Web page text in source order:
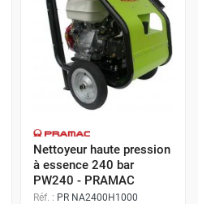
Nettoyeur haute pression
à essence 240 bar
PW240 - PRAMAC
Réf. : PR NA2400H1000